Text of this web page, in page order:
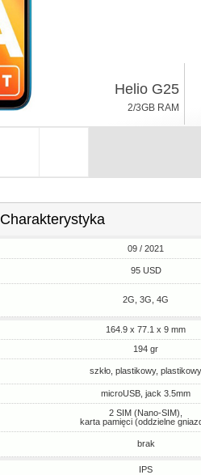
Helio G25
2/3GB RAM
Charakterystyka
09 / 2021
95 USD
2G, 3G, 4G
164.9 x 77.1 x 9 mm
194 gr
szkło, plastikowy, plastikowy
microUSB, jack 3.5mm
2 SIM (Nano-SIM),
karta pamięci (oddzielne
brak
IPS